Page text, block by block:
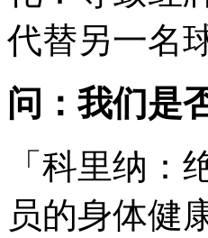
代替另一名
问：我们是
「科里纳
员的身体健